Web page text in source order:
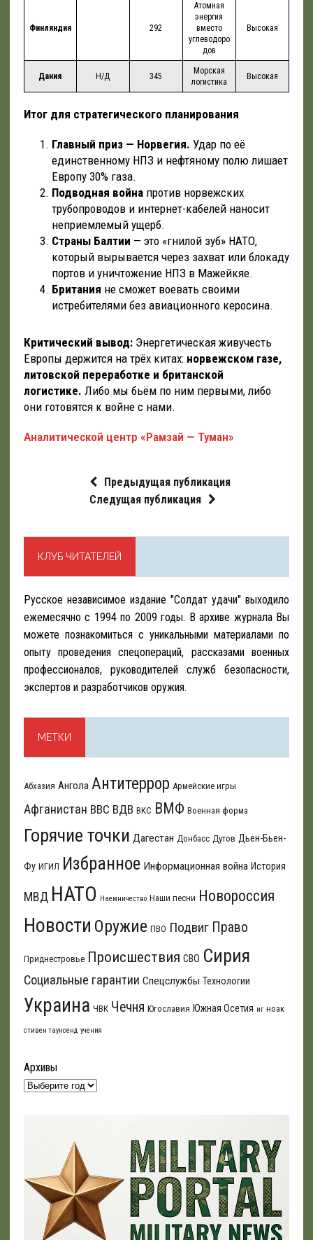
Финляндия 292
Атомная
энергия
вместо
углеводоро
дов
Высокая
Дания Н/Д 345
Морская
логистика
Высокая
Итог для стратегического планирования
Главный приз — Норвегия. Удар по её
единственному НПЗ и нефтяному полю лишает
Европу 30% газа.
Подводная войнапротив норвежских
трубопроводов и интернет-кабелей наносит
неприемлемый ущерб.
Страны Балтии — это «гнилой зуб» НАТО,
который вырывается через захват или блокаду
портов и уничтожение НПЗ в Мажейкяе.
Британия не сможет воевать своими
истребителями без авиационного керосина.
Критический вывод:Энергетическая живучесть
Европы держится на трёх китах: норвежском газе,
литовской переработке и британской
логистике. Либо мы бьём по ним первыми, либо
они готовятся к войне с нами.
Аналитической центр «Рамзай — Туман»
Предыдущая публикация
Следущая публикация
КЛУБ ЧИТАТЕЛЕЙ
Русское независимое издание "Солдат удачи" выходило
ежемесячно с 1994 по 2009 годы. В архиве журнала Вы
можете познакомиться с уникальными материалами по
опыту проведения спецопераций, рассказами военных
профессионалов, руководителей служб безопасности,
экспертов и разработчиков оружия.
МЕТКИ
Абхазия Ангола Антитеррор Армейские игры
Афганистан ВВС ВДВ ВКС ВМФ Военная форма
Горячие точки Дагестан Донбасс Дутов Дьен-Бьен-
Фу ИГИЛ Избранное Информационная война История
МВД НАТО Наемничество Наши песни Новороссия
Новости Оружие ПВО Подвиг Право
Приднестровье Происшествия СВО Сирия
Социальные гарантии Спецслужбы Технологии
Украина ЧВК Чечня Югославия Южная Осетия иг ноак
стивен таунсенд учения
Архивы